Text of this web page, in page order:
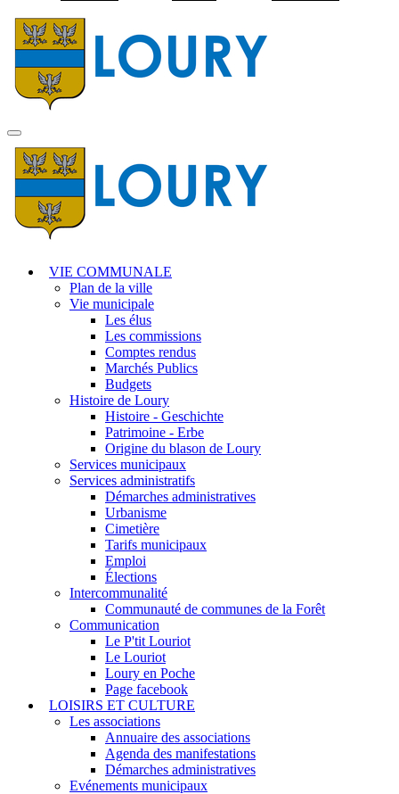
MENU
PRINCIPAL
VIE COMMUNALE
Plan de la ville
Vie municipale
Les élus
Les commissions
Comptes rendus
Marchés Publics
Budgets
Histoire de Loury
Histoire - Geschichte
Patrimoine - Erbe
Origine du blason de Loury
Services municipaux
Services administratifs
Démarches administratives
Urbanisme
Cimetière
Tarifs municipaux
Emploi
Élections
Intercommunalité
Communauté de communes de la Forêt
Communication
Le P'tit Louriot
Le Louriot
Loury en Poche
Page facebook
LOISIRS ET CULTURE
Les associations
Annuaire des associations
Agenda des manifestations
Démarches administratives
Evénements municipaux